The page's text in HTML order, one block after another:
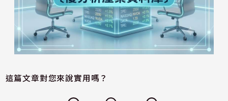
這篇文章對您來說實用嗎？